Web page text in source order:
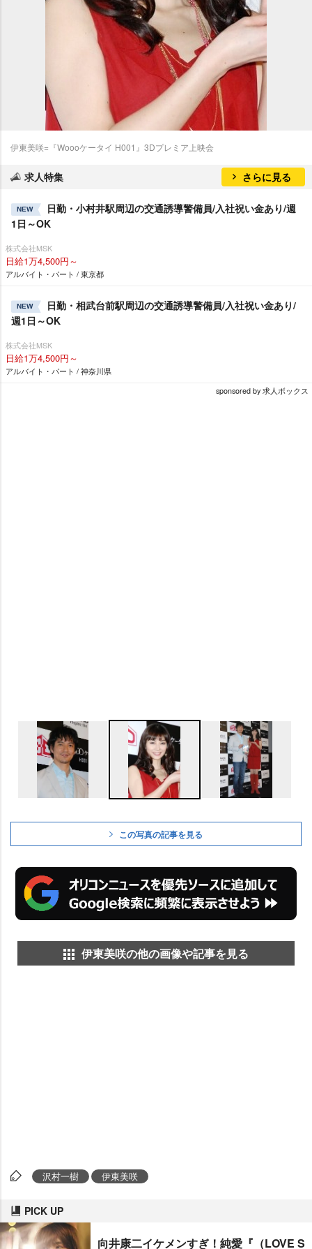
伊東美咲=『Woooケータイ H001』3Dプレミア上映会
求人特集 さらに見る
NEW
日勤・小村井駅周辺の交通誘導警備員/入社祝い金あり/週
1日～OK
株式会社MSK
日給1万4,500円～
アルバイト・パート / 東京都
NEW
日勤・相武台前駅周辺の交通誘導警備員/入社祝い金あり/
週1日～OK
株式会社MSK
日給1万4,500円～
アルバイト・パート / 神奈川県
sponsored by 求人ボックス
この写真の記事を見る
伊東美咲の他の画像や記事を見る
沢村一樹 伊東美咲
PICK UP
向井康二イケメンすぎ！純愛『（LOVE S